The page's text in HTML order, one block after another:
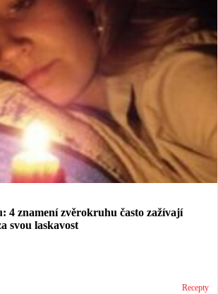
4 znamení zvěrokruhu často zažívají
svou laskavost
Recepty